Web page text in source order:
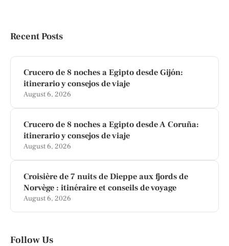
Recent Posts
Crucero de 8 noches a Egipto desde Gijón:
itinerario y consejos de viaje
August 6, 2026
Crucero de 8 noches a Egipto desde A Coruña:
itinerario y consejos de viaje
August 6, 2026
Croisière de 7 nuits de Dieppe aux fjords de
Norvège : itinéraire et conseils de voyage
August 6, 2026
Follow Us